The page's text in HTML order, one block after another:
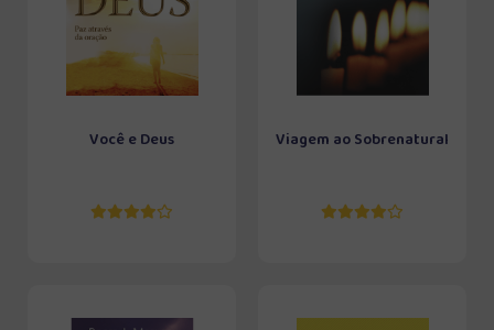
Você e Deus Viagem ao Sobrenatural